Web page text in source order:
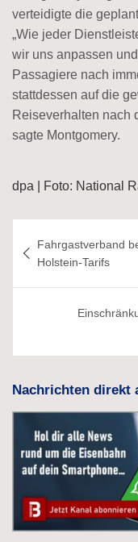
verteidigte die
„Wie jeder
wir uns anpassen
Passagiere nach
stattdessen auf die
Reiseverhalten nach
sagte Montgomery.
dpa | Foto: National
Fahrgastverband
Holstein-Tarifs
Nachrichten direkt